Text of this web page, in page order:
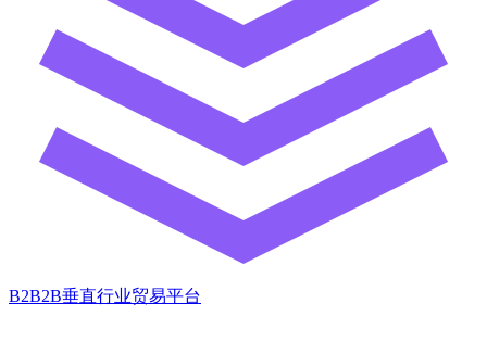
B2B2B垂直行业贸易平台